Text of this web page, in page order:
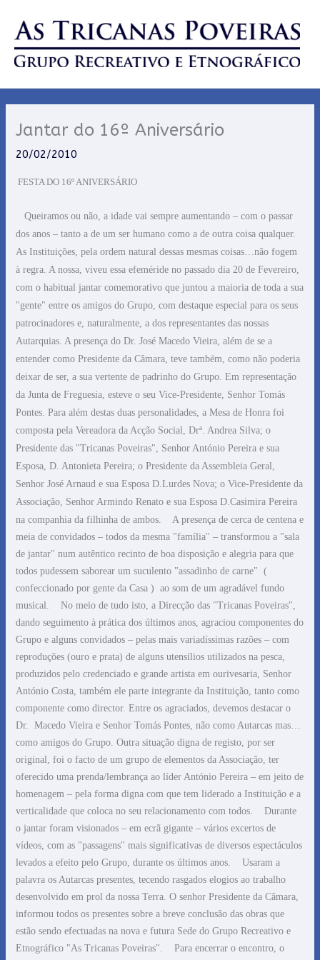
content
Jantar do 16º Aniversário
20/02/2010
FESTA DO 16º ANIVERSÁRIO
Queiramos ou não, a idade vai sempre aumentando – com o passar
dos anos – tanto a de um ser humano como a de outra coisa qualquer.
As Instituições, pela ordem natural dessas mesmas coisas…não fogem
à regra. A nossa, viveu essa efeméride no passado dia 20 de Fevereiro,
com o habitual jantar comemorativo que juntou a maioria de toda a sua
"gente" entre os amigos do Grupo, com destaque especial para os seus
patrocinadores e, naturalmente, a dos representantes das nossas
Autarquias. A presença do Dr. José Macedo Vieira, além de se a
entender como Presidente da Câmara, teve também, como não poderia
deixar de ser, a sua vertente de padrinho do Grupo. Em representação
da Junta de Freguesia, esteve o seu Vice-Presidente, Senhor Tomás
Pontes. Para além destas duas personalidades, a Mesa de Honra foi
composta pela Vereadora da Acção Social, Drª. Andrea Silva; o
Presidente das "Tricanas Poveiras", Senhor António Pereira e sua
Esposa, D. Antonieta Pereira; o Presidente da Assembleia Geral,
Senhor José Arnaud e sua Esposa D.Lurdes Nova; o Vice-Presidente da
Associação, Senhor Armindo Renato e sua Esposa D.Casimira Pereira
na companhia da filhinha de ambos.
A presença de cerca de centena e
meia de convidados – todos da mesma "família" – transformou a "sala
de jantar" num autêntico recinto de boa disposição e alegria para que
todos pudessem saborear um suculento "assadinho de carne"
(
confeccionado por gente da Casa )
ao som de um agradável fundo
musical.
No meio de tudo isto, a Direcção das "Tricanas Poveiras",
dando seguimento à prática dos últimos anos, agraciou componentes do
Grupo e alguns convidados – pelas mais variadíssimas razões – com
reproduções (ouro e prata) de alguns utensílios utilizados na pesca,
produzidos pelo credenciado e grande artista em ourivesaria, Senhor
António Costa, também ele parte integrante da Instituição, tanto como
componente como director. Entre os agraciados, devemos destacar o
Dr.
Macedo Vieira e Senhor Tomás Pontes, não como Autarcas mas…
como amigos do Grupo. Outra situação digna de registo, por ser
original, foi o facto de um grupo de elementos da Associação, ter
oferecido uma prenda/lembrança ao líder António Pereira – em jeito de
homenagem – pela forma digna com que tem liderado a Instituição e a
verticalidade que coloca no seu relacionamento com todos.
Durante
o jantar foram visionados – em ecrã gigante – vários excertos de
vídeos, com as "passagens" mais significativas de diversos espectáculos
levados a efeito pelo Grupo, durante os últimos anos.
Usaram a
palavra os Autarcas presentes, tecendo rasgados elogios ao trabalho
desenvolvido em prol da nossa Terra. O senhor Presidente da Câmara,
informou todos os presentes sobre a breve conclusão das obras que
estão sendo efectuadas na nova e futura Sede do Grupo Recreativo e
Etnográfico "As Tricanas Poveiras".
Para encerrar o encontro, o